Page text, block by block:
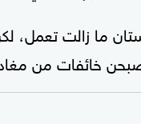
في أفغانستان ما زالت
خائفات من